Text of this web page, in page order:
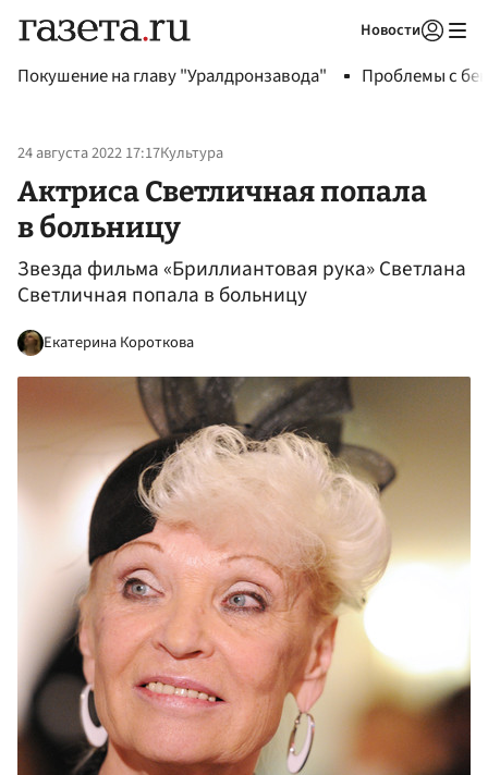
Новости
Покушение на главу "Уралдронзавода" Проблемы с
24 августа 2022 17:17Культура
Актриса Светличная попала
в больницу
Звезда фильма «Бриллиантовая рука» Светлана
Светличная попала в больницу
Екатерина Короткова